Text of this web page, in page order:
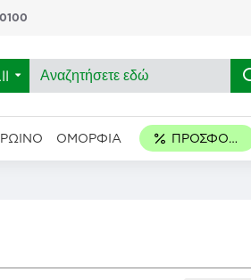
ΟΜΟΡΦΙΆ ΠΡΟΣΦΟΡΈΣ